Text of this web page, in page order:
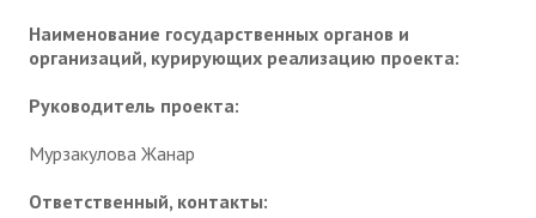
Наименование государственных органов и
организаций, курирующих реализацию проекта:
Руководитель проекта:
Мурзакулова Жанар
Ответственный, контакты: